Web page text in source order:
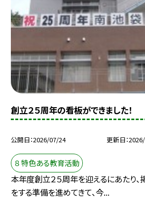
創立２５周年の看板ができました！
公開日 2026/07/24 更新日
８ 特色ある教育活動
本年度創立２５周年を迎えるにあたり
をする準備を進めてきて、今...